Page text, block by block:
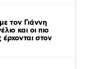
τον Γιάννη
και οι πιο
έρχονται στον